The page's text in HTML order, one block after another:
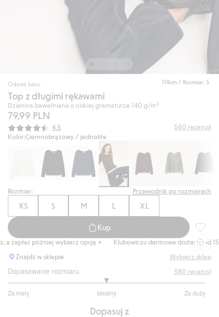
174cm / Rozmiar: S
Odzież basic
Top z długimi rękawami
Dzianina bawełniana o niskiej gramaturze 140 g/m²
79,99 PLN
Średnia ocena:
4.5 580 recenzji
Kolor:Ciemnobrązowy / jednolite
Rozmiar: Przewodnik po rozmiarach
XS S M L XL
Kup
Top z
później wybierz opcję +
Klubowiczu darmowa dostawa od 150
Znajdź w sklepie
Wybierz sklep
Dopasowanie rozmiaru
Za mały Idealny Za duży
na
580 recenzji
Dopasuj z